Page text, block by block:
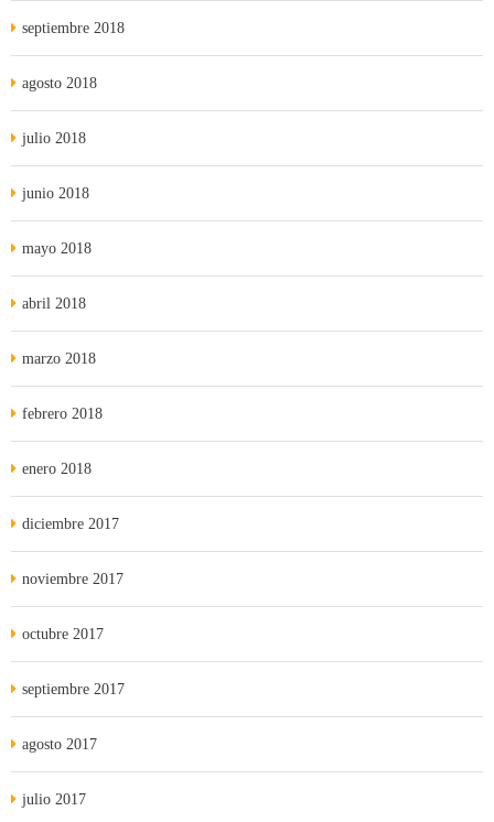
septiembre 2018
agosto 2018
julio 2018
junio 2018
mayo 2018
abril 2018
marzo 2018
febrero 2018
enero 2018
diciembre 2017
noviembre 2017
octubre 2017
septiembre 2017
agosto 2017
julio 2017